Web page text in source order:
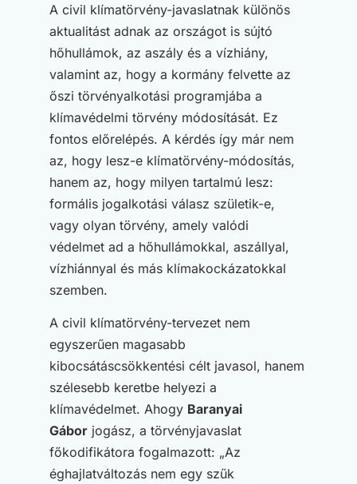
A civil klímatörvény-javaslatnak különös
aktualitást adnak az országot is sújtó
hőhullámok, az aszály és a vízhiány,
valamint az, hogy a kormány felvette az
őszi törvényalkotási programjába a
klímavédelmi törvény módosítását. Ez
fontos előrelépés. A kérdés így már nem
az, hogy lesz-e klímatörvény-módosítás,
hanem az, hogy milyen tartalmú lesz:
formális jogalkotási válasz születik-e,
vagy olyan törvény, amely valódi
védelmet ad a hőhullámokkal, aszállyal,
vízhiánnyal és más klímakockázatokkal
szemben.
A civil klímatörvény-tervezet nem
egyszerűen magasabb
kibocsátáscsökkentési célt javasol, hanem
szélesebb keretbe helyezi a
klímavédelmet. Ahogy Baranyai
Gábor jogász, a törvényjavaslat
főkodifikátora fogalmazott: „Az
éghajlatváltozás nem egy szűk